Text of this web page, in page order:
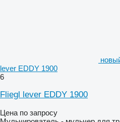
lever EDDY 1900
6
Fliegl lever EDDY 1900
Цена по запросу